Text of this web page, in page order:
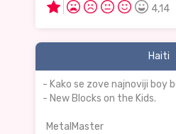
4,14
Haiti
- Kako se zove najnoviji boy
- New Blocks on the Kids.
MetalMaster